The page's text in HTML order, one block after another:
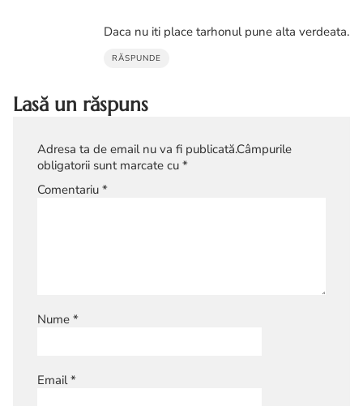
Daca nu iti place tarhonul pune alta verdeata.
RĂSPUNDE
Lasă un răspuns
Adresa ta de email nu va fi publicată.Câmpurile
obligatorii sunt marcate cu *
Comentariu *
Nume *
Email*